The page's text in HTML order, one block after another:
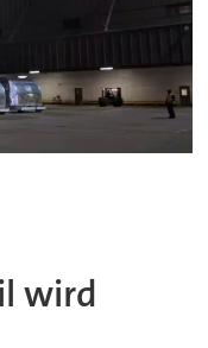
wird